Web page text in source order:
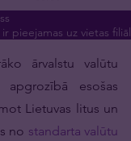
pieejamas uz vietas
ārvalstu valūtu
esošas
Lietuvas litus un
no standarta valūtu